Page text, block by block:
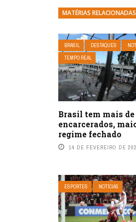
MATÉRIAS RELACIONADAS
BRASIL DESTAQUES
TEMPO REAL
Brasil tem mais
encarcerados,
regime fechado
14 DE FEVEREIRO DE
ESPORTES NOTÍCIAS